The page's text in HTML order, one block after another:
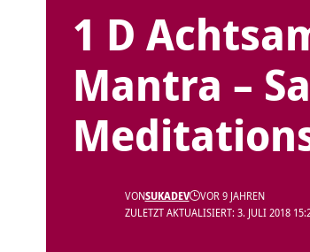
1 D
Mantra –
ZULETZT AKTUALISIERT: 3. JULI 2018
VONSUKADEV VOR 9 JAHREN